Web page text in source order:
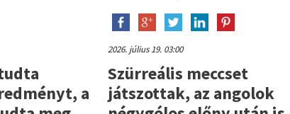
a
2026. július 19. 03:00
Szürreális meccset
játszottak, az angolok